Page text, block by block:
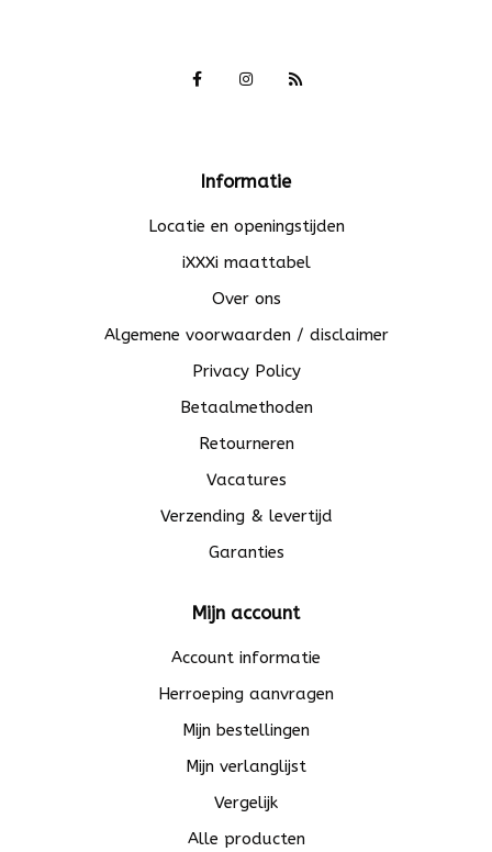
Informatie
Locatie en openingstijden
iXXXi maattabel
Over ons
Algemene voorwaarden / disclaimer
Privacy Policy
Betaalmethoden
Retourneren
Vacatures
Verzending & levertijd
Garanties
Mijn account
Account informatie
Herroeping aanvragen
Mijn bestellingen
Mijn verlanglijst
Vergelijk
Alle producten